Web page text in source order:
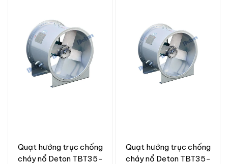
Quạt hướng trục chống
cháy nổ Deton TBT35-
Quạt hướng trục chống
cháy nổ Deton TBT35-